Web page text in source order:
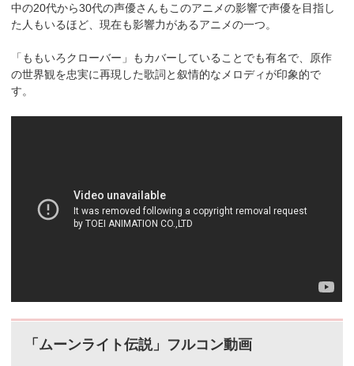
中の20代から30代の声優さんもこのアニメの影響で声優を目指し
た人もいるほど、現在も影響力があるアニメの一つ。
「ももいろクローバー」もカバーしていることでも有名で、原作
の世界観を忠実に再現した歌詞と叙情的なメロディが印象的で
す。
「ムーンライト伝説」フルコン動画